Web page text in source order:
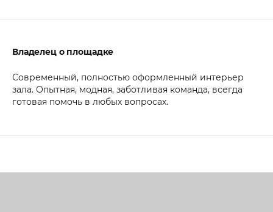
Владелец о площадке
Современный, полностью оформленный интерьер
зала. Опытная, модная, заботливая команда, всегда
готовая помочь в любых вопросах.